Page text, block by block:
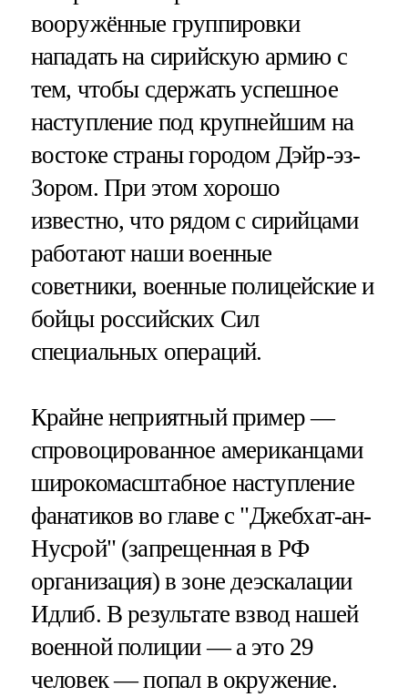
вооружённые группировки
нападать на сирийскую армию с
тем, чтобы сдержать успешное
наступление под крупнейшим на
востоке страны городом Дэйр-эз-
Зором. При этом хорошо
известно, что рядом с сирийцами
работают наши военные
советники, военные полицейские и
бойцы российских Сил
специальных операций.
Крайне неприятный пример —
спровоцированное американцами
широкомасштабное наступление
фанатиков во главе с "Джебхат-ан-
Нусрой" (запрещенная в РФ
организация) в зоне деэскалации
Идлиб. В результате взвод нашей
военной полиции — а это 29
человек — попал в окружение.